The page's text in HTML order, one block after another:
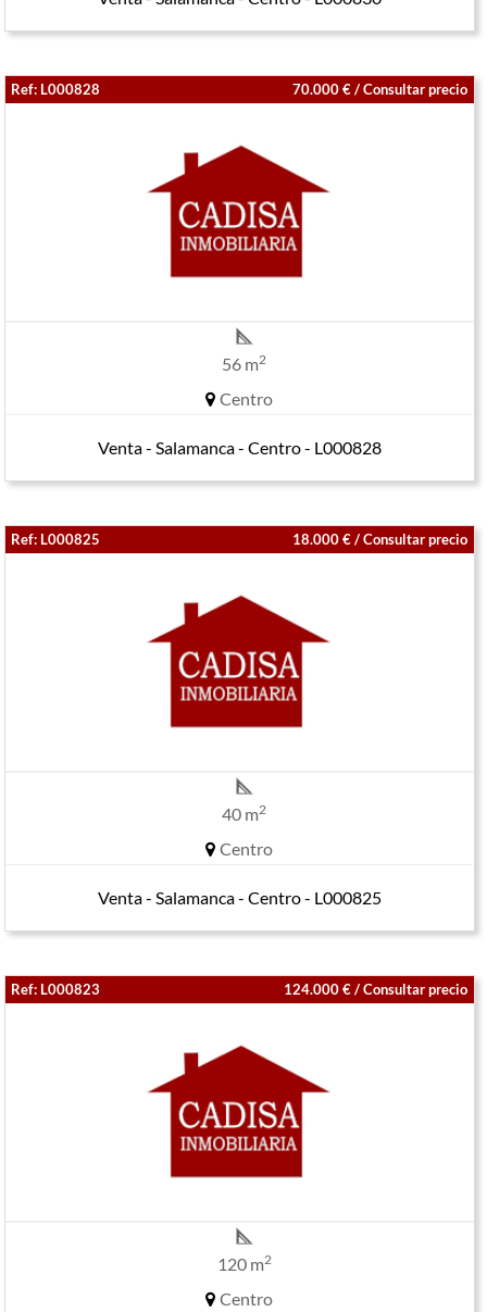
Ref: L000828 70.000 € / Consultar precio
56 m2
Centro
Venta - Salamanca - Centro - L000828
Ref: L000825 18.000 € / Consultar precio
40 m2
Centro
Venta - Salamanca - Centro - L000825
Ref: L000823 124.000 € / Consultar precio
120 m2
Centro